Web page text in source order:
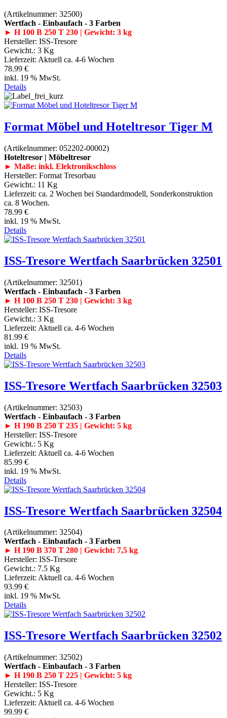
(Artikelnummer: 32500)
Wertfach - Einbaufach - 3 Farben
► H 100 B 250 T 230 | Gewicht: 3 kg
Hersteller: ISS-Tresore
Gewicht.: 3 Kg
Lieferzeit: Aktuell ca. 4-6 Wochen
78.99 €
inkl. 19 % MwSt.
Details
Format Möbel und Hoteltresor Tiger M
(Artikelnummer: 052202-00002)
Hoteltresor | Möbeltresor
► Maße: inkl. Elektronikschloss
Hersteller: Format Tresorbau
Gewicht.: 11 Kg
Lieferzeit: ca. 2 Wochen bei Standardmodell, Sonderkonstruktion
ca. 8 Wochen.
78.99 €
inkl. 19 % MwSt.
Details
ISS-Tresore Wertfach Saarbrücken 32501
(Artikelnummer: 32501)
Wertfach - Einbaufach - 3 Farben
► H 100 B 250 T 230 | Gewicht: 3 kg
Hersteller: ISS-Tresore
Gewicht.: 3 Kg
Lieferzeit: Aktuell ca. 4-6 Wochen
81.99 €
inkl. 19 % MwSt.
Details
ISS-Tresore Wertfach Saarbrücken 32503
(Artikelnummer: 32503)
Wertfach - Einbaufach - 3 Farben
► H 190 B 250 T 235 | Gewicht: 5 kg
Hersteller: ISS-Tresore
Gewicht.: 5 Kg
Lieferzeit: Aktuell ca. 4-6 Wochen
85.99 €
inkl. 19 % MwSt.
Details
ISS-Tresore Wertfach Saarbrücken 32504
(Artikelnummer: 32504)
Wertfach - Einbaufach - 3 Farben
► H 190 B 370 T 280 | Gewicht: 7,5 kg
Hersteller: ISS-Tresore
Gewicht.: 7.5 Kg
Lieferzeit: Aktuell ca. 4-6 Wochen
93.99 €
inkl. 19 % MwSt.
Details
ISS-Tresore Wertfach Saarbrücken 32502
(Artikelnummer: 32502)
Wertfach - Einbaufach - 3 Farben
► H 190 B 250 T 225 | Gewicht: 5 kg
Hersteller: ISS-Tresore
Gewicht.: 5 Kg
Lieferzeit: Aktuell ca. 4-6 Wochen
99.99 €